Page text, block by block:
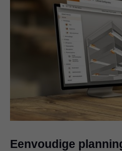
Eenvoudige